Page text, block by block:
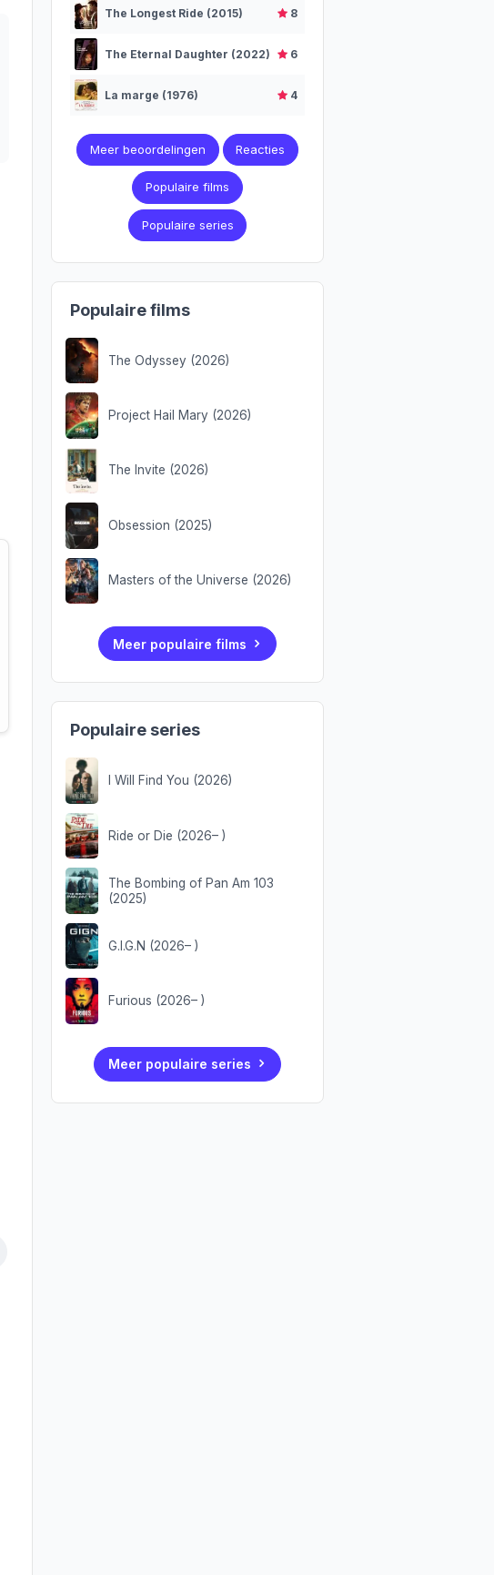
The Longest Ride (2015) 8
The Eternal Daughter (2022) 6
La marge (1976) 4
Meer beoordelingen Reacties
Populaire films
Populaire series
Populaire films
The Odyssey (2026)
Project Hail Mary (2026)
The Invite (2026)
Obsession (2025)
Masters of the Universe (2026)
Meer populaire films
Populaire series
I Will Find You (2026)
Ride or Die (2026– )
The Bombing of Pan Am 103
(2025)
G.I.G.N (2026– )
Furious (2026– )
Meer populaire series